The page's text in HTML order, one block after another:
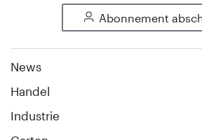
Abonnement
News
Handel
Industrie